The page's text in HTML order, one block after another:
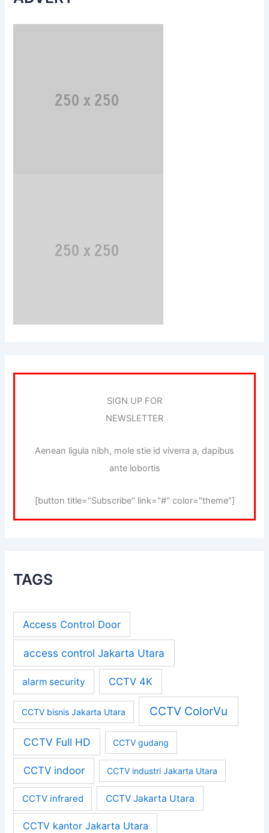
SIGN UP FOR
NEWSLETTER
Aenean ligula nibh, mole stie id viverra a, dapibus
ante lobortis
[button title="Subscribe" link="#" color="theme"]
TAGS
Access Control Door
access control Jakarta Utara
alarm security CCTV 4K
CCTV bisnis Jakarta Utara CCTV ColorVu
CCTV Full HD CCTV gudang
CCTV indoor CCTV industri Jakarta Utara
CCTV infrared CCTV Jakarta Utara
CCTV kantor Jakarta Utara